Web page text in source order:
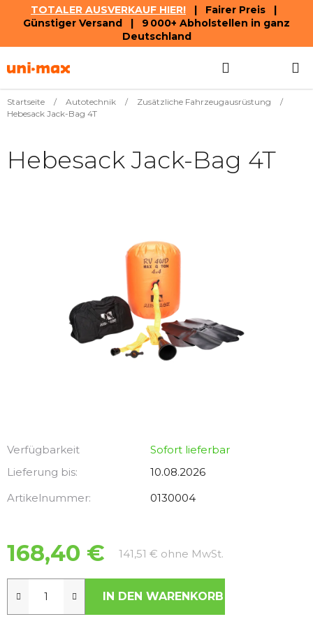
TOTALER AUSVERKAUF HIER! | Fairer Preis |
Günstiger Versand | 9 000+ Abholstellen in ganz
Deutschland
Inhalt
Startseite / Autotechnik / Zusätzliche Fahrzeugausrüstung
/
Hebesack Jack-Bag 4T
Verfügbarkeit
Sofort lieferbar
Lieferung bis:
10.08.2026
Artikelnummer:
0130004
168,40 € 141,51 € ohne MwSt.
IN DEN WARENKORB
Hebesack Jack-Bag 4T